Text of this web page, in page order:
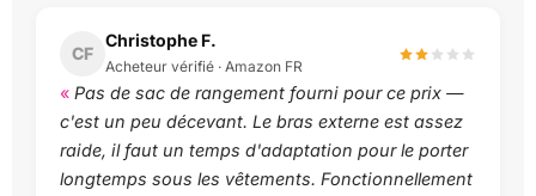
CF
Christophe F.
Acheteur vérifié · Amazon FR
Pas de sac de rangement fourni pour ce prix —
c'est un peu décevant. Le bras externe est assez
raide, il faut un temps d'adaptation pour le porter
longtemps sous les vêtements. Fonctionnellement